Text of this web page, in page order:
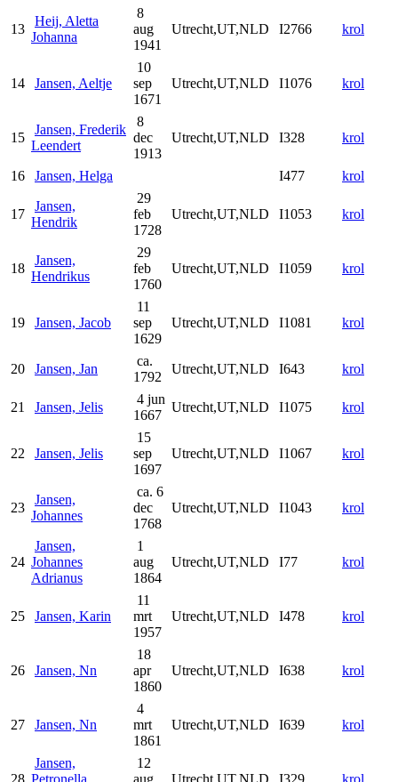
13
Heij, Aletta
Johanna
8
aug
1941
Utrecht,UT,NLD I2766 krol
14 Jansen, Aeltje
10
sep
1671
Utrecht,UT,NLD I1076 krol
15
Jansen, Frederik
Leendert
8
dec
1913
Utrecht,UT,NLD I328 krol
16 Jansen, Helga I477 krol
17
Jansen,
Hendrik
29
feb
1728
Utrecht,UT,NLD I1053 krol
18
Jansen,
Hendrikus
29
feb
1760
Utrecht,UT,NLD I1059 krol
19 Jansen, Jacob
11
sep
1629
Utrecht,UT,NLD I1081 krol
20 Jansen, Jan
ca.
1792
Utrecht,UT,NLD I643 krol
21 Jansen, Jelis
4 jun
1667
Utrecht,UT,NLD I1075 krol
22 Jansen, Jelis
15
sep
1697
Utrecht,UT,NLD I1067 krol
23
Jansen,
Johannes
ca. 6
dec
1768
Utrecht,UT,NLD I1043 krol
24
Jansen,
Johannes
Adrianus
1
aug
1864
Utrecht,UT,NLD I77 krol
25 Jansen, Karin
11
mrt
1957
Utrecht,UT,NLD I478 krol
26 Jansen, Nn
18
apr
1860
Utrecht,UT,NLD I638 krol
27 Jansen, Nn
4
mrt
1861
Utrecht,UT,NLD I639 krol
Jansen,
12